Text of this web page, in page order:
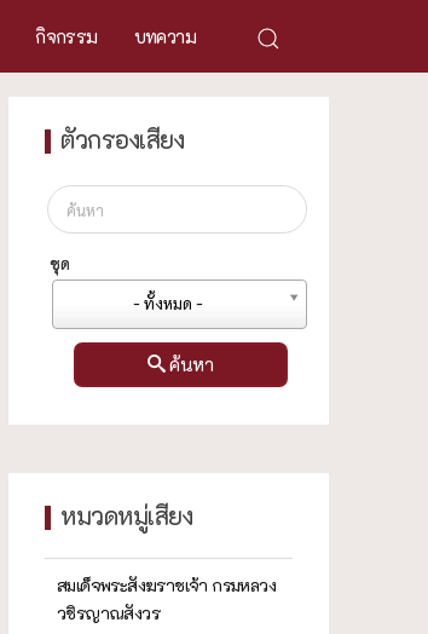
กิจกรรม บทความ
ตัวกรองเสียง
ชุด
- ทั้งหมด -
ค้นหา
หมวดหมู่เสียง
สมเด็จพระสังฆราชเจ้า กรมหลวง
วชิรญาณสังวร